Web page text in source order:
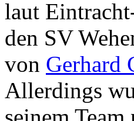
laut
den SV
von Gerhard
Allerdings